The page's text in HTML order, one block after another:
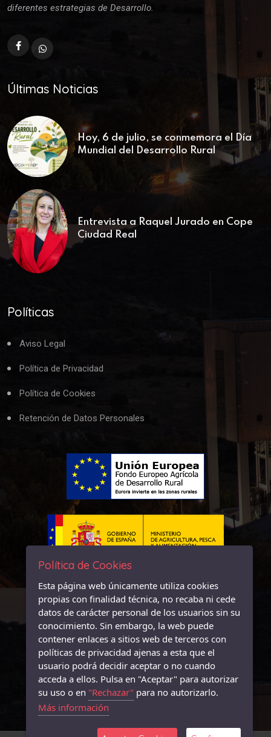
diferentes estrategias de Desarrollo.
Últimas Noticias
Hoy, 6 de julio, se conmemora el Día
Mundial del Desarrollo Rural
Entrevista a Raquel Jurado en Cope
Ciudad Real
Políticas
Aviso Legal
Política de Privacidad
Política de Cookies
Retención de Datos Personales
Política de Cookies
Esta página web únicamente utiliza cookies
propias con finalidad técnica, no recaba ni cede
datos de carácter personal de los usuarios sin su
conocimiento. Sin embargo, la web puede
contener enlaces a sitios web de terceros con
políticas de privacidad ajenas a esta que el
usuario podrá decidir aceptar o no cuando
acceda a ellos. Pulsa en "Aceptar" para autorizar
su uso o en "Rechazar" para no autorizarlo.
Más información